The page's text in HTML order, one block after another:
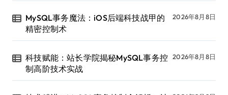
MySQL事务魔法：iOS后端科技战甲的
精密控制术
2026年8月8日
科技赋能：站长学院揭秘MySQL事务控
制高阶技术实战
2026年8月8日